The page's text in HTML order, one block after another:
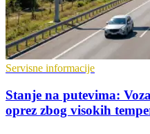
Servisne informacije
Stanje na putevima:
oprez zbog visokih